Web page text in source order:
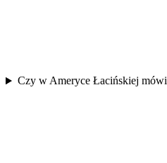
Czy w Ameryce Łacińskiej